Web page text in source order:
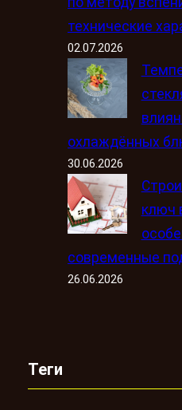
технические
02.07.2026
охлаждённых
30.06.2026
ключ
современные
26.06.2026
Теги